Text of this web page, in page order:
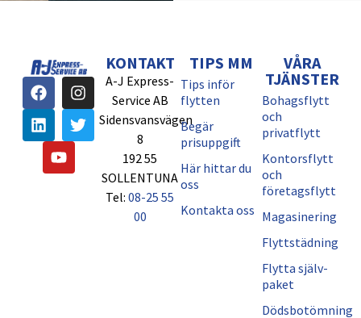
KONTAKT
A-J Express-
Service AB
Sidensvansvägen
8
192 55
SOLLENTUNA
Tel:08-25 55
00
TIPS MM
Tips inför
flytten
Begär
prisuppgift
Här hittar du
oss
Kontakta oss
VÅRA
TJÄNSTER
Bohagsflytt
och
privatflytt
Kontorsflytt
och
företagsflytt
Magasinering
Flyttstädning
Flytta själv-
paket
Dödsbotömning